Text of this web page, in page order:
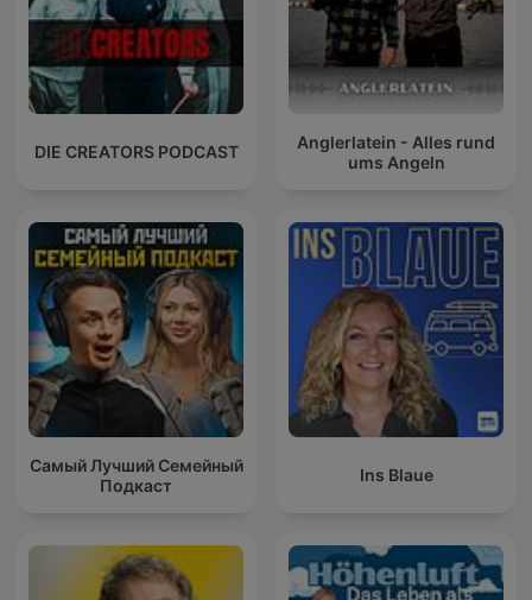
DIE CREATORS PODCAST
Anglerlatein - Alles rund
ums Angeln
Самый Лучший Семейный
Подкаст
Ins Blaue